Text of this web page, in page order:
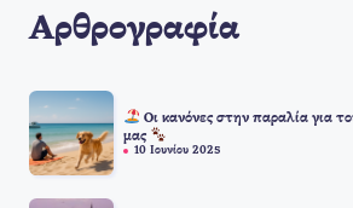
Αρθρογραφία
Οι κανόνες στην παραλία για
μας
10 Ιουνίου 2025